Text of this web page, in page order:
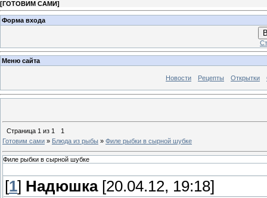
[ГОТОВИМ САМИ]
Форма входа
Меню сайта
Новости Рецепты Открытки
Страница 1 из 1
1
Готовим сами » Блюда из рыбы » Филе рыбки в сырной шубке
Филе рыбки в сырной шубке
[1] Надюшка[20.04.12, 19:18]